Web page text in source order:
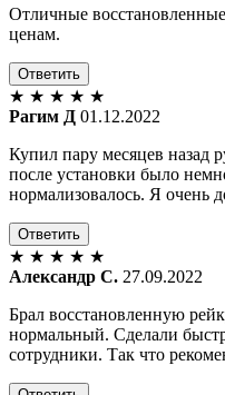
Отличные
ценам.
Ответить
★ ★ ★ ★ ★
Рагим Д 01.12.2022
Купил пару месяцев назад
после установки было
нормализовалось. Я очень
Ответить
★ ★ ★ ★ ★
Александр С. 27.09.2022
Брал восстановленную
нормальный. Сделали
сотрудники. Так что